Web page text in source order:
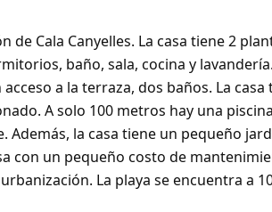
de Cala Canyelles. La casa tiene 2
baño, sala, cocina y
a la terraza, dos baños. La
A solo 100 metros hay una
Además, la casa tiene un pequeño
con un pequeño costo de
La playa se encuentra a